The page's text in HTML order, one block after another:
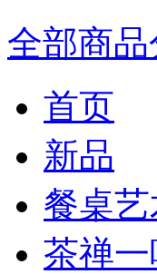
全部商
首页
新品
餐桌
茶禅一